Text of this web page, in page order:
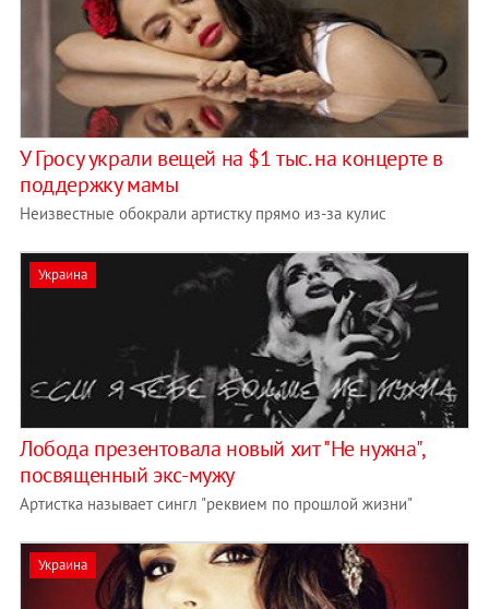
У Гросу украли вещей на $1 тыс. на концерте в
поддержку мамы
Неизвестные обокрали артистку прямо из-за кулис
Украина
Лобода презентовала новый хит "Не нужна",
посвященный экс-мужу
Артистка называет сингл "реквием по прошлой жизни"
Украина